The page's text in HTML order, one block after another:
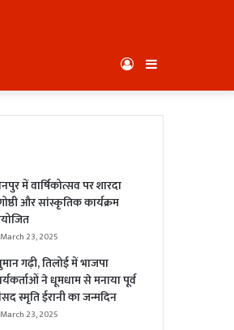
Log
In
में वार्षिकोत्सव पर शारदा
और सांस्कृतिक कार्यक्रम
March 23, 2025
गढ़ी, तिलोई में भाजपा
ने धूमधाम से मनाया पूर्व
स्मृति ईरानी का जन्मदिन
March 23, 2025